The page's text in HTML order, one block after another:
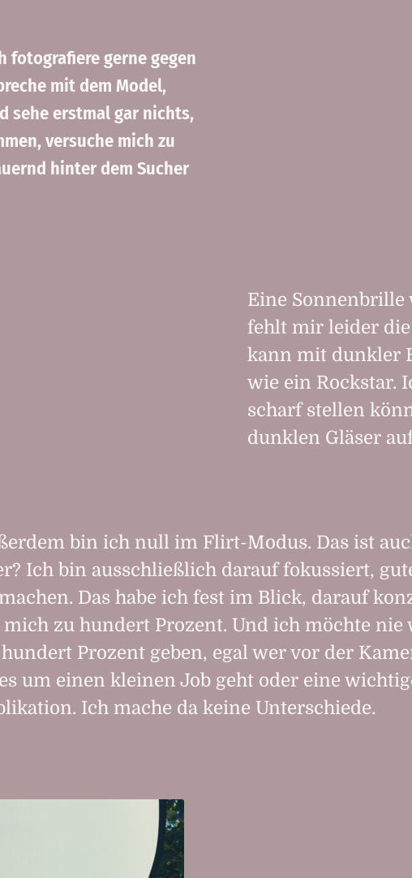
fotografiere gerne gegen
mit dem Model,
sehe erstmal gar nichts,
versuche mich zu
hinter dem Sucher
Eine Sonnenbrille
fehlt mir leider die
kann mit dunkler
wie ein Rockstar.
scharf stellen
dunklen Gläser
bin ich null im Flirt-Modus. Das ist
Ich bin ausschließlich darauf fokussiert,
Das habe ich fest im Blick, darauf
mich zu hundert Prozent. Und ich möchte nie
Prozent geben, egal wer vor der
um einen kleinen Job geht oder eine
Ich mache da keine Unterschiede.